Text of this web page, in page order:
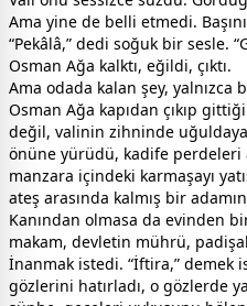
Ama yine de belli etmedi.
“Pekâlâ,” dedi soğuk bir sesle.
Osman Ağa kalktı, eğildi, çıktı.
Ama odada kalan şey, yalnızca
Osman Ağa kapıdan çıkıp
değil, valinin zihninde
önüne yürüdü, kadife perdeleri
manzara içindeki karmaşayı
ateş arasında kalmış bir
Kanından olmasa da evinden
makam, devletin mührü,
İnanmak istedi. “İftira,” demek
gözlerini hatırladı, o gözlerde